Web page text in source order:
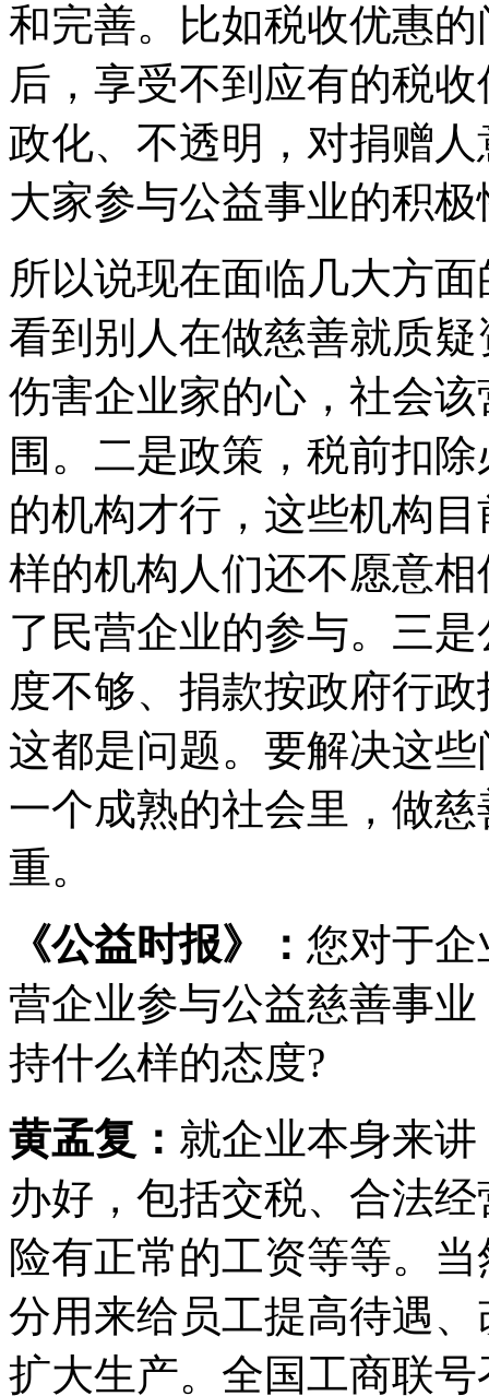
和完善。比如税收优惠
后，享受不到应有的税
政化、不透明，对捐赠
大家参与公益事业的积极
所以说现在面临几大方
看到别人在做慈善就质
伤害企业家的心，社会
围。二是政策，税前扣
的机构才行，这些机构
样的机构人们还不愿意
了民营企业的参与。三
度不够、捐款按政府行
这都是问题。要解决这
一个成熟的社会里，做
重。
《公益时报》： 您对于
营企业参与公益慈善事
持什么样的态度?
黄孟复： 就企业本身来
办好，包括交税、合法
险有正常的工资等等。
分用来给员工提高待遇
扩大生产。全国工商联